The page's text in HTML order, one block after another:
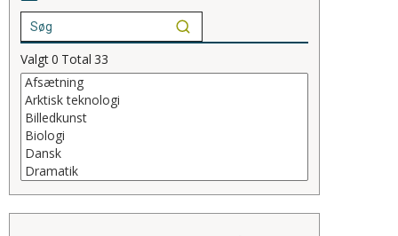
Valgt0 Total 33